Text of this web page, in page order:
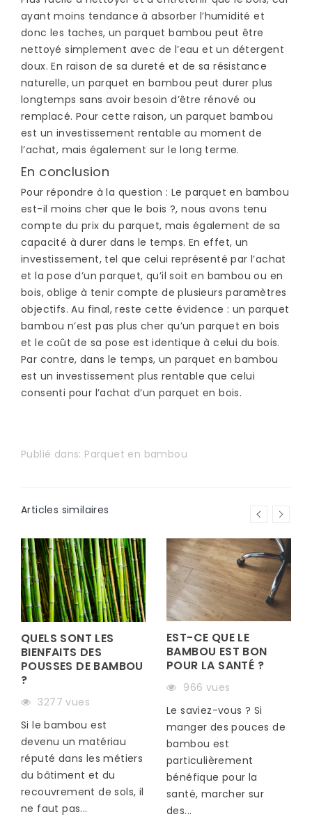
ayant moins tendance à absorber l’humidité et
donc les taches, un parquet bambou peut être
nettoyé simplement avec de l’eau et un détergent
doux. En raison de sa dureté et de sa résistance
naturelle, un parquet en bambou peut durer plus
longtemps sans avoir besoin d’être rénové ou
remplacé. Pour cette raison, un parquet bambou
est un investissement rentable au moment de
l’achat, mais également sur le long terme.
En conclusion
Pour répondre à la question : Le parquet en bambou
est-il moins cher que le bois ?, nous avons tenu
compte du prix du parquet, mais également de sa
capacité à durer dans le temps. En effet, un
investissement, tel que celui représenté par l’achat
et la pose d’un parquet, qu’il soit en bambou ou en
bois, oblige à tenir compte de plusieurs paramètres
objectifs.Au final, reste cette évidence : un parquet
bambou n’est pas plus cher qu’un parquet en bois
et le coût de sa pose est identique à celui du bois.
Par contre, dans le temps, un parquet en bambou
est un investissement plus rentable que celui
consenti pour l’achat d’un parquet en bois.
Publié dans: Parquet en bambou
Articles similaires
QUELS SONT LES
BIENFAITS DES
POUSSES DE BAMBOU
?
3277 vues
Si le bambou est
devenu un matériau
réputé dans les métiers
du bâtiment et du
recouvrement de sols, il
ne faut pas...
EST-CE QUE LE
BAMBOU EST BON
POUR LA SANTÉ ?
966 vues
Le saviez-vous ? Si
manger des pouces de
bambou est
particulièrement
bénéfique pour la
santé, marcher sur
des...